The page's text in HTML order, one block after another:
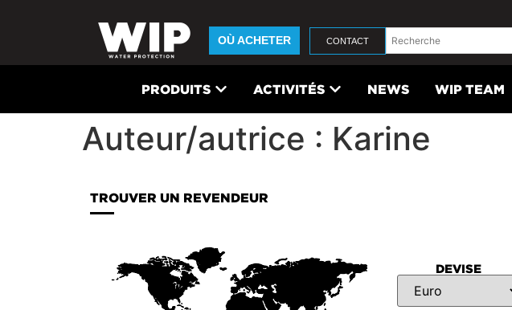
OÙ ACHETER CONTACT
PRODUITS ACTIVITÉS NEWS WIP TEAM
Auteur/autrice : Karine
TROUVER UN REVENDEUR
DEVISE